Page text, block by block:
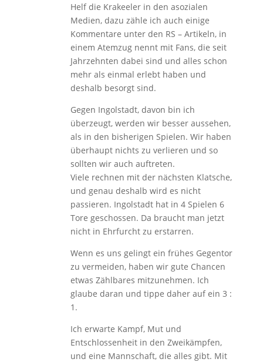
Helf die Krakeeler in den asozialen
Medien, dazu zähle ich auch einige
Kommentare unter den RS – Artikeln, in
einem Atemzug nennt mit Fans, die seit
Jahrzehnten dabei sind und alles schon
mehr als einmal erlebt haben und
deshalb besorgt sind.
Gegen Ingolstadt, davon bin ich
überzeugt, werden wir besser aussehen,
als in den bisherigen Spielen. Wir haben
überhaupt nichts zu verlieren und so
sollten wir auch auftreten.
Viele rechnen mit der nächsten Klatsche,
und genau deshalb wird es nicht
passieren. Ingolstadt hat in 4 Spielen 6
Tore geschossen. Da braucht man jetzt
nicht in Ehrfurcht zu erstarren.
Wenn es uns gelingt ein frühes Gegentor
zu vermeiden, haben wir gute Chancen
etwas Zählbares mitzunehmen. Ich
glaube daran und tippe daher auf ein 3 :
1.
Ich erwarte Kampf, Mut und
Entschlossenheit in den Zweikämpfen,
und eine Mannschaft, die alles gibt. Mit